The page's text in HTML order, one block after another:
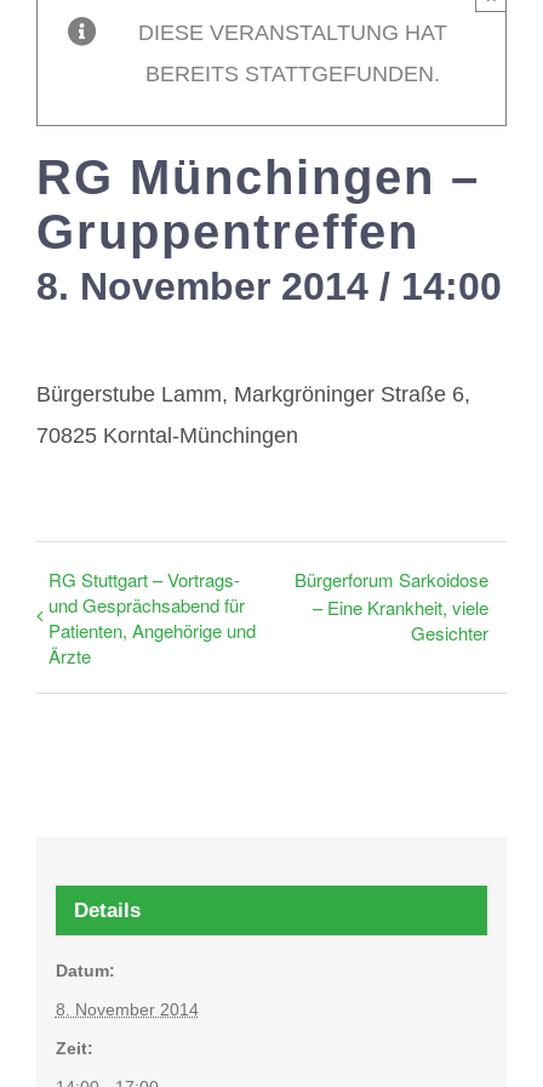
Mitglieder /
DIESE VERANSTALTUNG HAT
BEREITS STATTGEFUNDEN.
RG Münchingen –
Gruppentreffen
8. November 2014 / 14:00
Bürgerstube Lamm, Markgröninger Straße 6,
70825 Korntal-Münchingen
RG Stuttgart – Vortrags-
und Gesprächsabend für
Patienten, Angehörige und
Ärzte
Bürgerforum Sarkoidose
– Eine Krankheit, viele
Gesichter
Details
Datum:
8. November 2014
Zeit: